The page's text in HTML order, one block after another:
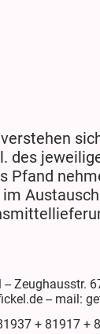
des
Pfand
im
-- Zeughausstr.
-- mail:
+ 81917 +